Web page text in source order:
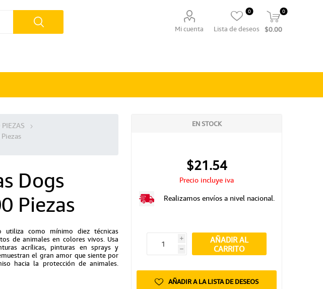
Mi cuenta Lista de deseos
0 0
$0.00
Dogs
Piezas
utiliza como mínimo diez técnicas
de animales en colores vivos. Usa
acrílicas, pinturas en sprays y
el gran amor que siente por
hacia la protección de animales.
EN STOCK
$21.54
Precio incluye iva
Realizamos envíos a nivel nacional.
i
h
AÑADIR AL
CARRITO
AÑADIR A LA LISTA DE DESEOS